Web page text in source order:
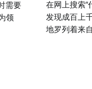
需要
领
在网上搜索“
发现成百上
地罗列着来